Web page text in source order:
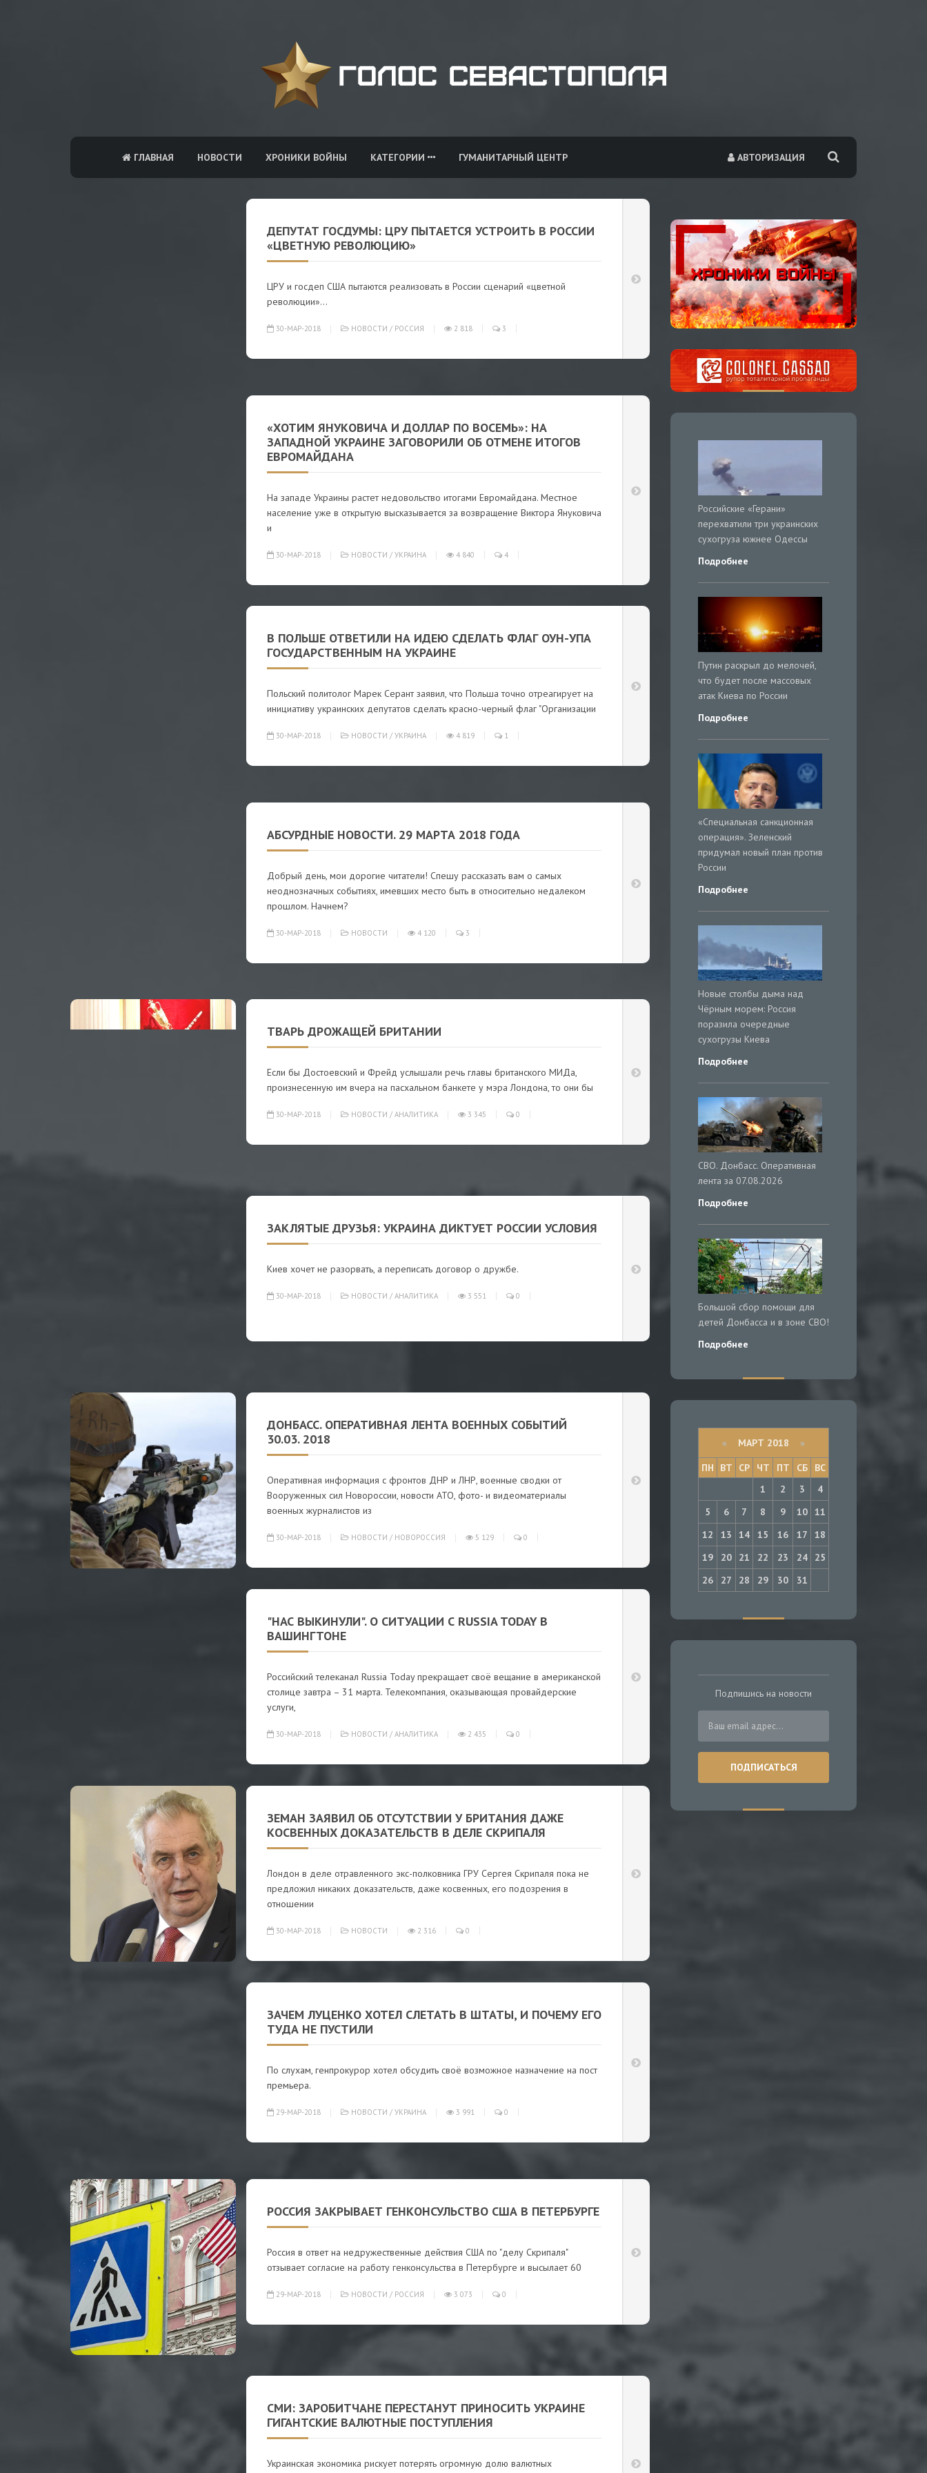
АВТОРИЗАЦИЯ
ГЛАВНАЯ НОВОСТИ ХРОНИКИ ВОЙНЫ КАТЕГОРИИ ГУМАНИТАРНЫЙ ЦЕНТР
ДЕПУТАТ ГОСДУМЫ: ЦРУ ПЫТАЕТСЯ УСТРОИТЬ В РОССИИ
«ЦВЕТНУЮ РЕВОЛЮЦИЮ»
ЦРУ и госдеп США пытаются реализовать в России сценарий «цветной
революции»...
30-МАР-2018 НОВОСТИ / РОССИЯ 2 818 3
«ХОТИМ ЯНУКОВИЧА И ДОЛЛАР ПО ВОСЕМЬ»: НА
ЗАПАДНОЙ УКРАИНЕ ЗАГОВОРИЛИ ОБ ОТМЕНЕ ИТОГОВ
ЕВРОМАЙДАНА
На западе Украины растет недовольство итогами Евромайдана. Местное
население уже в открытую высказывается за возвращение Виктора Януковича
и
30-МАР-2018 НОВОСТИ / УКРАИНА 4 840 4
В ПОЛЬШЕ ОТВЕТИЛИ НА ИДЕЮ СДЕЛАТЬ ФЛАГ ОУН-УПА
ГОСУДАРСТВЕННЫМ НА УКРАИНЕ
Польский политолог Марек Серант заявил, что Польша точно отреагирует на
инициативу украинских депутатов сделать красно-черный флаг "Организации
30-МАР-2018 НОВОСТИ / УКРАИНА 4 819 1
АБСУРДНЫЕ НОВОСТИ. 29 МАРТА 2018 ГОДА
Добрый день, мои дорогие читатели! Спешу рассказать вам о самых
неоднозначных событиях, имевших место быть в относительно недалеком
прошлом. Начнем?
30-МАР-2018 НОВОСТИ 4 120 3
ТВАРЬ ДРОЖАЩЕЙ БРИТАНИИ
Если бы Достоевский и Фрейд услышали речь главы британского МИДа,
произнесенную им вчера на пасхальном банкете у мэра Лондона, то они бы
30-МАР-2018 НОВОСТИ / АНАЛИТИКА 3 345 0
ЗАКЛЯТЫЕ ДРУЗЬЯ: УКРАИНА ДИКТУЕТ РОССИИ УСЛОВИЯ
Киев хочет не разорвать, а переписать договор о дружбе.
30-МАР-2018 НОВОСТИ / АНАЛИТИКА 3 551 0
ДОНБАСС. ОПЕРАТИВНАЯ ЛЕНТА ВОЕННЫХ СОБЫТИЙ
30.03. 2018
Оперативная информация с фронтов ДНР и ЛНР, военные сводки от
Вооруженных сил Новороссии, новости АТО, фото- и видеоматериалы
военных журналистов из
30-МАР-2018 НОВОСТИ / НОВОРОССИЯ 5 129 0
"НАС ВЫКИНУЛИ". О СИТУАЦИИ С RUSSIA TODAY В
ВАШИНГТОНЕ
Российский телеканал Russia Today прекращает своё вещание в американской
столице завтра – 31 марта. Телекомпания, оказывающая провайдерские
услуги,
30-МАР-2018 НОВОСТИ / АНАЛИТИКА 2 435 0
ЗЕМАН ЗАЯВИЛ ОБ ОТСУТСТВИИ У БРИТАНИЯ ДАЖЕ
КОСВЕННЫХ ДОКАЗАТЕЛЬСТВ В ДЕЛЕ СКРИПАЛЯ
Лондон в деле отравленного экс-полковника ГРУ Сергея Скрипаля пока не
предложил никаких доказательств, даже косвенных, его подозрения в
отношении
30-МАР-2018 НОВОСТИ 2 316 0
ЗАЧЕМ ЛУЦЕНКО ХОТЕЛ СЛЕТАТЬ В ШТАТЫ, И ПОЧЕМУ ЕГО
ТУДА НЕ ПУСТИЛИ
По слухам, генпрокурор хотел обсудить своё возможное назначение на пост
премьера.
29-МАР-2018 НОВОСТИ / УКРАИНА 3 991 0
РОССИЯ ЗАКРЫВАЕТ ГЕНКОНСУЛЬСТВО США В ПЕТЕРБУРГЕ
Россия в ответ на недружественные действия США по "делу Скрипаля"
отзывает согласие на работу генконсульства в Петербурге и высылает 60
29-МАР-2018 НОВОСТИ / РОССИЯ 3 073 0
СМИ: ЗАРОБИТЧАНЕ ПЕРЕСТАНУТ ПРИНОСИТЬ УКРАИНЕ
ГИГАНТСКИЕ ВАЛЮТНЫЕ ПОСТУПЛЕНИЯ
Украинская экономика рискует потерять огромную долю валютных
Российские «Герани»
перехватили три украинских
сухогруза южнее Одессы
Подробнее
Путин раскрыл до мелочей,
что будет после массовых
атак Киева по России
Подробнее
«Специальная санкционная
операция». Зеленский
придумал новый план против
России
Подробнее
Новые столбы дыма над
Чёрным морем: Россия
поразила очередные
сухогрузы Киева
Подробнее
СВО. Донбасс. Оперативная
лента за 07.08.2026
Подробнее
Большой сбор помощи для
детей Донбасса и в зоне СВО!
Подробнее
« МАРТ 2018 »
ПН
ВТ СР ЧТ ПТ СБ
ВС
1
2 3
4
5
6 7 8 9 10 11
12
13 14 15 16 17
18
19
20 21 22 23 24
25
26
27 28 29 30 31
Подпишись на новости